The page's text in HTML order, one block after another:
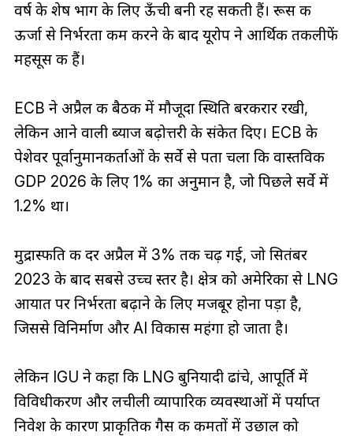
वर्ष के शेष भाग के लिए ऊँची बनी रह सकती हैं। रूस की
ऊर्जा से निर्भरता कम करने के बाद यूरोप ने आर्थिक तकलीफें
महसूस की हैं।
ECB ने अप्रैल की बैठक में मौजूदा स्थिति बरकरार रखी,
लेकिन आने वाली ब्याज बढ़ोत्तरी के संकेत दिए। ECB के
पेशेवर पूर्वानुमानकर्ताओं के सर्वे से पता चला कि वास्तविक
GDP 2026 के लिए 1% का अनुमान है, जो पिछले सर्वे में
1.2% था।
मुद्रास्फीति की दर अप्रैल में 3% तक चढ़ गई, जो सितंबर
2023 के बाद सबसे उच्च स्तर है। क्षेत्र को अमेरिका से LNG
आयात पर निर्भरता बढ़ाने के लिए मजबूर होना पड़ा है,
जिससे विनिर्माण और AI विकास महंगा हो जाता है।
लेकिन IGU ने कहा कि LNG बुनियादी ढांचे, आपूर्ति में
विविधीकरण और लचीली व्यापारिक व्यवस्थाओं में पर्याप्त
निवेश के कारण प्राकृतिक गैस की कीमतों में उछाल को